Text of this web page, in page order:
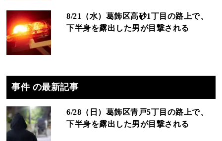
8/21（水）葛飾区高砂1丁目の路上で、
下半身を露出した男が目撃される
事件 の最新記事
6/28（日）葛飾区青戸5丁目の路上で、
下半身を露出した男が目撃される